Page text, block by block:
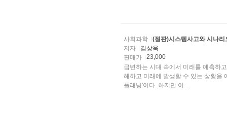
사회과학
(절판)시스템사고와 시나리
저자
김상욱
판매가
23,000
급변하는 시대 속에서 미래를 예측하
해하고 미래에 발생할 수 있는 상황을
플래닝'이다. 하지만 이...